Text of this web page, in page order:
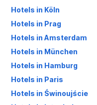
Hotels in Köln
Hotels in Prag
Hotels in Amsterdam
Hotels in München
Hotels in Hamburg
Hotels in Paris
Hotels in Świnoujście